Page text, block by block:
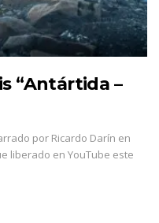
“Antártida –
por Ricardo Darín en
liberado en YouTube este